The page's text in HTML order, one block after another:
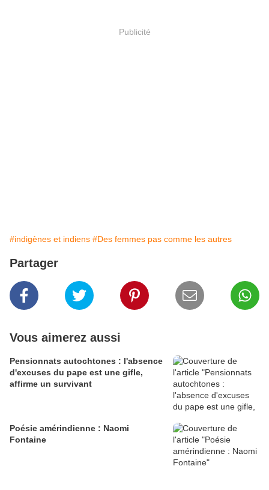
Publicité
#indigènes et indiens #Des femmes pas comme les autres
Partager
Vous aimerez aussi
Pensionnats autochtones : l'absence
d'excuses du pape est une gifle,
affirme un survivant
Poésie amérindienne : Naomi
Fontaine